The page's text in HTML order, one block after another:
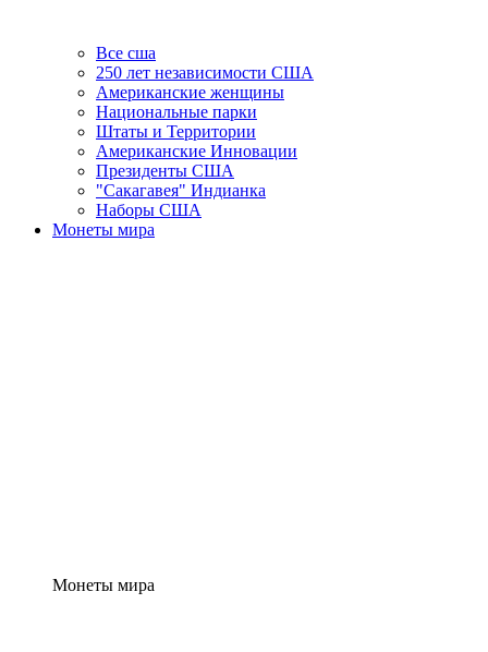
Все сша
250 лет независимости США
Американские женщины
Национальные парки
Штаты и Территории
Американские Инновации
Президенты США
"Сакагавея" Индианка
Наборы США
Монеты мира
Монеты мира